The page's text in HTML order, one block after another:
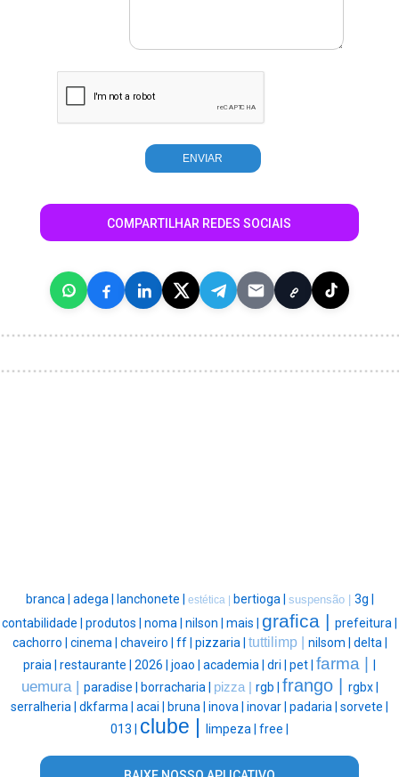
COMPARTILHAR REDES SOCIAIS
branca | adega | lanchonete | estética | bertioga | suspensão | 3g |
contabilidade | produtos | noma | nilson | mais | grafica | prefeitura |
cachorro | cinema | chaveiro | ff | pizzaria | tuttilimp | nilsom | delta |
praia | restaurante | 2026 | joao | academia | dri | pet | farma |
uemura | paradise | borracharia | pizza | rgb | frango |
rgbx |
serralheria | dkfarma | acai | bruna | inova | inovar | padaria | sorvete |
013 | clube | limpeza | free |